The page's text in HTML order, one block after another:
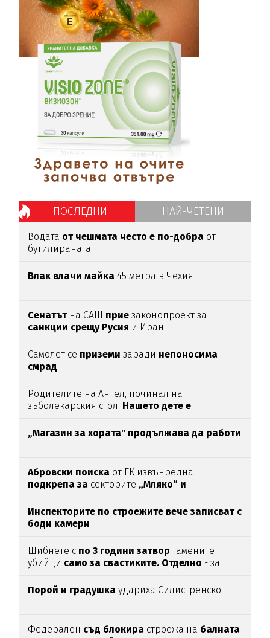
ПОСЛЕДНИ НАЙ-ЧЕТЕНИ
Водата от чешмата често е по-добра от
бутилираната
Влак влачи майка 45 метра в Чехия
Сенатътна САЩ прие законопроект за
санкции срещу Русия и Иран
Самолет се приземи заради непоносима
смрад
Родителите на Ангел, починал на
зъболекарския стол: Нашето дете е
антидотътнаупойката
„Магазин за хората" продължава да работи
Абровски поиска от ЕК извънредна
подкрепа за секторите „Мляко“ и
Инспекторите по строежите вече записват с
боди камери
Шибнете с по 3 години затвор гамените
убийци само за свастиките. Отделно - за
Порой и градушка удариха Силистренско
Федерален съд блокира строежа на балната